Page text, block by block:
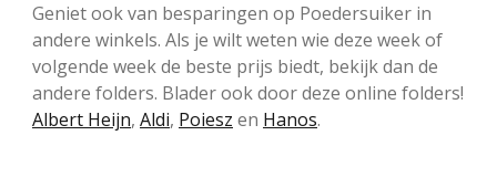
Geniet ook van besparingen op Poedersuiker in
andere winkels. Als je wilt weten wie deze week of
volgende week de beste prijs biedt, bekijk dan de
andere folders. Blader ook door deze online folders!
Albert Heijn, Aldi, Poiesz en Hanos.